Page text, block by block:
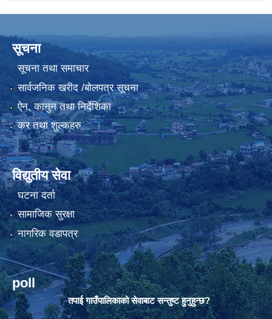
सूचना
सूचना तथा समाचार
सार्वजनिक खरीद /बोलपत्र सूचना
ऐन, कानुन तथा निर्देशिका
कर तथा शुल्कहरु
विद्युतीय सेवा
घटना दर्ता
सामाजिक सुरक्षा
नागरिक वडापत्र
poll
तपाई गाउँपालिकाको सेवाबाट सन्तुष्ट हुनुहुन्छ?